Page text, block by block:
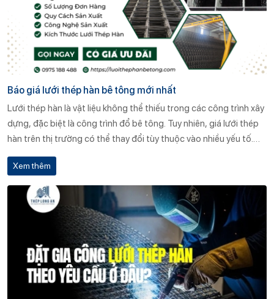
Báo giá lưới thép hàn bê tông mới nhất
Lưới thép hàn là vật liệu không thể thiếu trong các công trình xây
dựng, đặc biệt là công trình đổ bê tông. Tuy nhiên, giá lưới thép
hàn trên thị trường có thể thay đổi tùy thuộc vào nhiều yếu tố.
Bài viết này sẽ cung cấp báo giá lưới thép hàn mới nhất từ CÔNG
TY TNHH SẢN XUẤT DỊCH VỤ THƯƠNG MẠI THÉP LONG AN và
tìm hiểu các yếu tố ảnh hưởng đến giá cả lưới thép hàn, giúp bạn
lựa chọn sản phẩm phù hợp với nhu cầu và ngân sách của mình.
Xem thêm